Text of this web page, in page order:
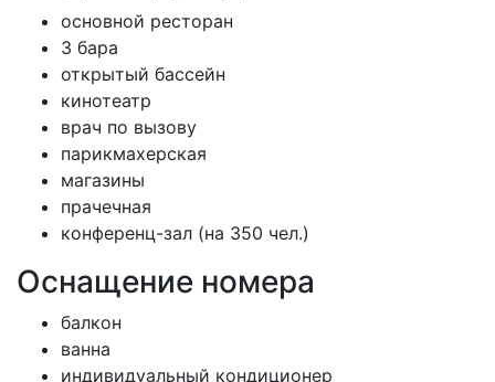
основной ресторан
3 бара
открытый бассейн
кинотеатр
врач по вызову
парикмахерская
магазины
прачечная
конференц-зал (на 350 чел.)
Оснащение номера
балкон
ванна
индивидуальный кондиционер